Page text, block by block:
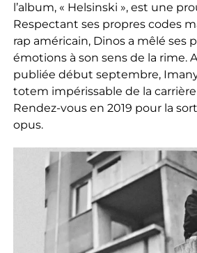
l’album, « Helsinski », est une
Respectant ses propres codes
rap américain, Dinos a mêlé ses
émotions à son sens de la rime.
publiée début septembre,
totem impérissable de la
Rendez-vous en 2019 pour la
opus.